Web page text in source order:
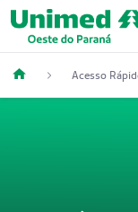
Acesso